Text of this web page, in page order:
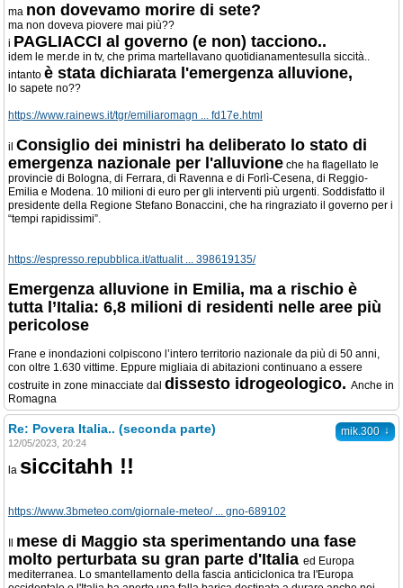
ma non dovevamo morire di sete?
ma non doveva piovere mai più??
i PAGLIACCI al governo (e non) tacciono..
idem le mer.de in tv, che prima martellavano quotidianamentesulla siccità..
intanto è stata dichiarata l'emergenza alluvione,
lo sapete no??
https://www.rainews.it/tgr/emiliaromagn ... fd17e.html
il Consiglio dei ministri ha deliberato lo stato di
emergenza nazionale per l'alluvione che ha flagellato le
provincie di Bologna, di Ferrara, di Ravenna e di Forlì-Cesena, di Reggio-
Emilia e Modena. 10 milioni di euro per gli interventi più urgenti. Soddisfatto il
presidente della Regione Stefano Bonaccini, che ha ringraziato il governo per i
“tempi rapidissimi”.
https://espresso.repubblica.it/attualit ... 398619135/
Emergenza alluvione in Emilia, ma a rischio è
tutta l’Italia: 6,8 milioni di residenti nelle aree più
pericolose
Frane e inondazioni colpiscono l’intero territorio nazionale da più di 50 anni,
con oltre 1.630 vittime. Eppure migliaia di abitazioni continuano a essere
costruite in zone minacciate dal dissesto idrogeologico. Anche in
Romagna
mik.300 ↓
Re: Povera Italia.. (seconda parte)
12/05/2023, 20:24
la siccitahh !!
https://www.3bmeteo.com/giornale-meteo/ ... gno-689102
mese di Maggio sta sperimentando una fase
molto perturbata su gran parte d'Italia ed Europa
mediterranea. Lo smantellamento della fascia anticiclonica tra l'Europa